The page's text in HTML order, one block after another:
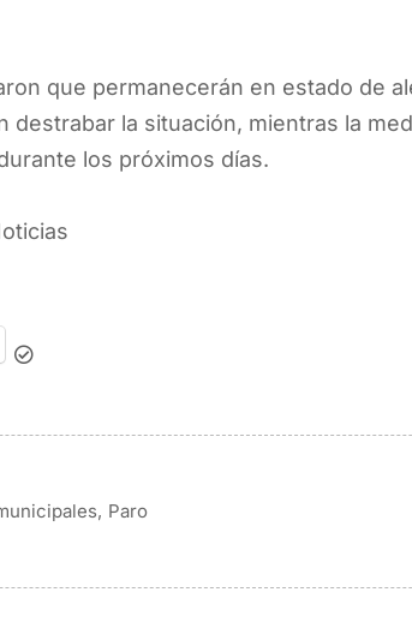
que permanecerán en estado de
destrabar la situación, mientras la
los próximos días.
, Paro